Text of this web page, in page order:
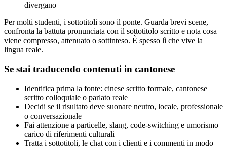
divergano
Per molti studenti, i sottotitoli sono il ponte. Guarda brevi scene,
confronta la battuta pronunciata con il sottotitolo scritto e nota cosa
viene compresso, attenuato o sottinteso. È spesso lì che vive la
lingua reale.
Se stai traducendo contenuti in cantonese
Identifica prima la fonte: cinese scritto formale, cantonese
scritto colloquiale o parlato reale
Decidi se il risultato deve suonare neutro, locale, professionale
o conversazionale
Fai attenzione a particelle, slang, code-switching e umorismo
carico di riferimenti culturali
Tratta i sottotitoli, le chat con i clienti e i commenti in modo